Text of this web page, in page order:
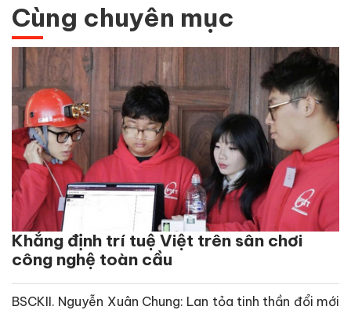
Cùng chuyên mục
Khẳng định trí tuệ Việt trên sân chơi
công nghệ toàn cầu
BSCKII. Nguyễn Xuân Chung: Lan tỏa tinh thần đổi mới